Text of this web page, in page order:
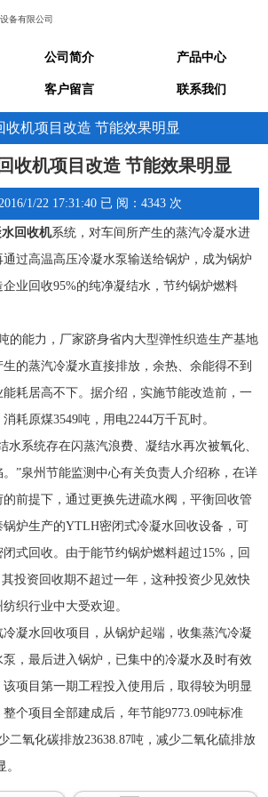
公司简介 产品中心
客户留言 联系我们
收机项目改造 节能效果明显
收机项目改造 节能效果明显
1/22 17:31:40 已 阅：4343 次
回收机系统，对车间所产生的蒸汽冷凝水进
过高温高压冷凝水泵输送给锅炉，成为锅炉
业回收95%的纯净凝结水，节约锅炉燃料
的能力，厂家跻身省内大型弹性织造生产基地
的蒸汽冷凝水直接排放，余热、余能得不到
耗居高不下。据介绍，实施节能改造前，一
耗原煤3549吨，用电2244万千瓦时。
水系统存在闪蒸汽浪费、凝结水再次被氧化、
”泉州节能监测中心有关负责人介绍称，在详
前提下，通过更换先进疏水阀，平衡回收管
炉生产的YTLH密闭式冷凝水回收设备，可
式回收。由于能节约锅炉燃料超过15%，回
投资回收期不超过一年，这种投资少见效快
织行业中大受欢迎。
冷凝水回收项目，从锅炉起端，收集蒸汽冷凝
，最后进入锅炉，已集中的冷凝水及时有效
项目第一期工程投入使用后，取得较为明显
个项目全部建成后，年节能9773.09吨标准
二氧化碳排放23638.87吨，减少二氧化硫排放